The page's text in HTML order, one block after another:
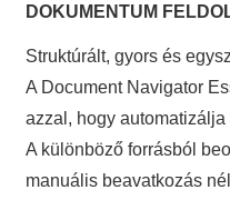
DOKUMENTUM
Struktúrált, gyors és
A Document Navigator
azzal, hogy
A különböző forrásból
manuális beavatkozás